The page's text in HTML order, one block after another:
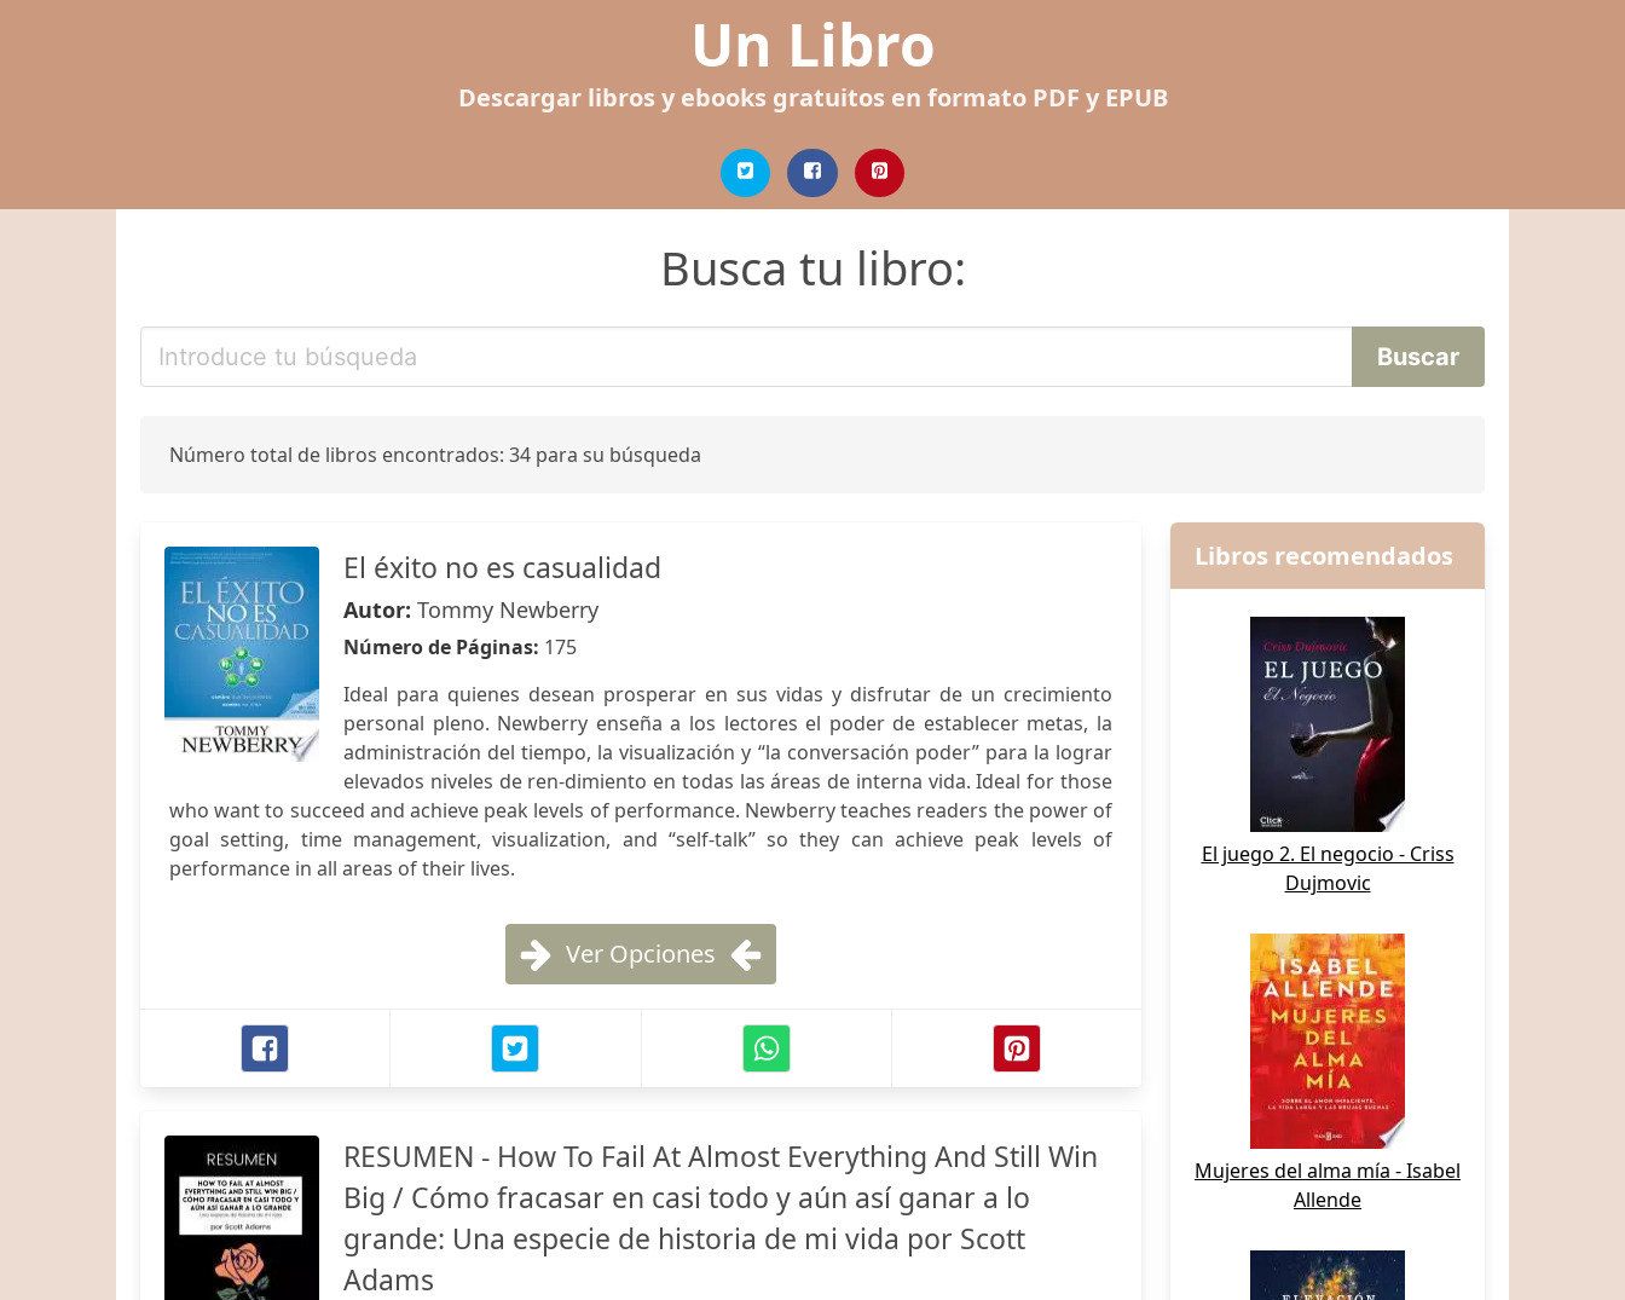
Un Libro
Descargar libros y ebooks gratuitos en formato PDF y EPUB
Busca tu libro:
Número total de libros encontrados: 34 para su búsqueda
El éxito no es casualidad
Autor: Tommy Newberry
Número de Páginas: 175
Ideal para quienes desean prosperar en sus vidas y disfrutar de un crecimiento
personal pleno. Newberry enseña a los lectores el poder de establecer metas, la
administración del tiempo, la visualización y “la conversación poder” para la lograr
elevados niveles de ren-dimiento en todas las áreas de interna vida. Ideal for those
who want to succeed and achieve peak levels of performance. Newberry teaches readers the power of
goal setting, time management, visualization, and “self-talk” so they can achieve peak levels of
performance in all areas of their lives.
Ver Opciones
RESUMEN - How To Fail At Almost Everything And Still Win
Big / Cómo fracasar en casi todo y aún así ganar a lo
grande: Una especie de historia de mi vida por Scott
Adams
Libros recomendados
El juego 2. El negocio - Criss
Dujmovic
Mujeres del alma mía - Isabel
Allende